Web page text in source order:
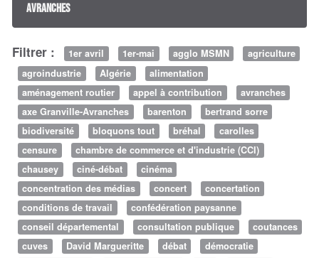
Avranches
Filtrer : 1er avril 1er-mai agglo MSMN
agriculture
agroindustrie
Algérie
alimentation
aménagement routier
appel à contribution
avranches
axe Granville-Avranches
barenton
bertrand sorre
biodiversité
bloquons tout bréhal
carolles
censure
chambre de commerce et d'industrie (CCI)
chausey
ciné-débat
cinéma
concentration des médias
concert
concertation
conditions de travail
confédération paysanne
conseil départemental
consultation publique
coutances
cuves
David Margueritte débat
démocratie